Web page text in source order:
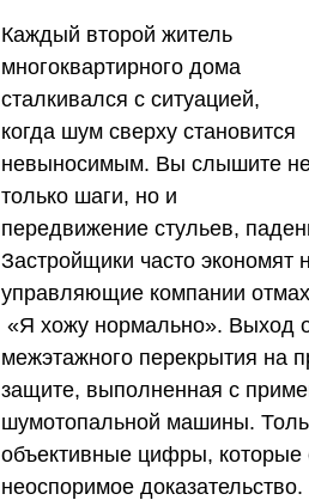
Каждый второй житель
многоквартирного дома
сталкивался с ситуацией,
когда шум сверху становится
невыносимым. Вы слышите
только шаги, но и
передвижение стульев,
Застройщики часто экономят
управляющие компании
«Я хожу нормально». Выход
межэтажного перекрытия на
защите, выполненная с
шумотопальной машины.
объективные цифры, которые
неоспоримое доказательство.